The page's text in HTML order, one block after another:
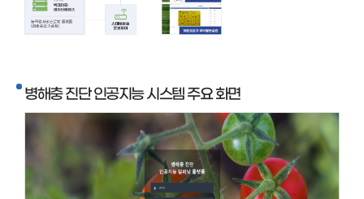
병해충 진단 인공지능 시스템 주요 화면